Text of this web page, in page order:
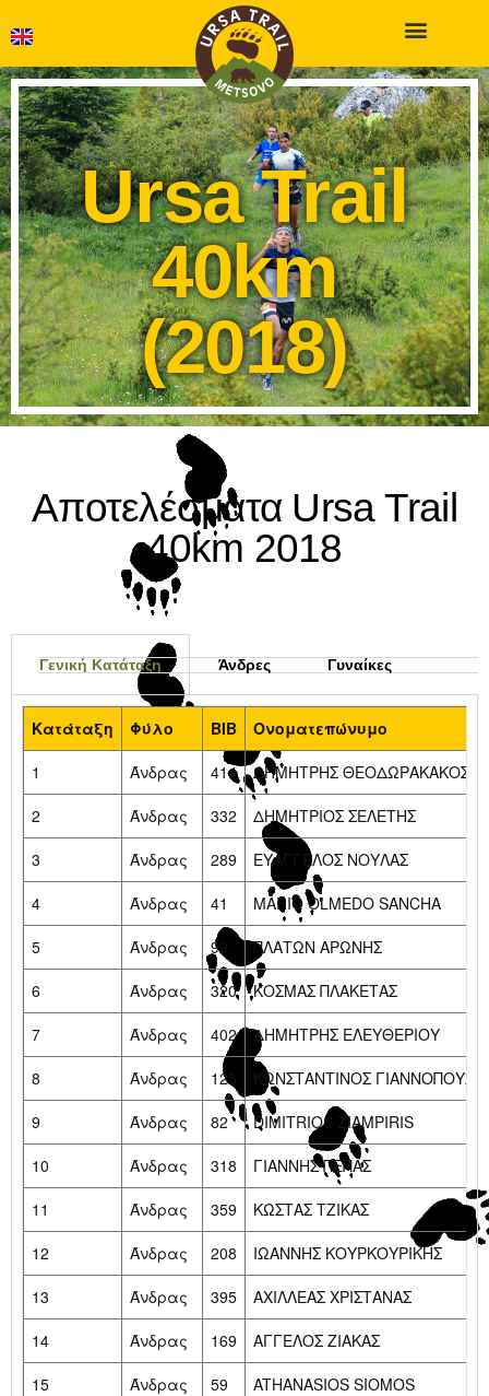
Ursa Trail
40km
(2018)
Αποτελέσματα Ursa Trail
40km 2018
Γενική Κατάταξη Άνδρες Γυναίκες
Κατάταξη Φύλο BIB
Ονοματεπώνυμο
1
Άνδρας 414
ΔΗΜΗΤΡΗΣ ΘΕΟΔΩΡΑΚΑΚΟΣ
2
Άνδρας 332
ΔΗΜΗΤΡΙΟΣ ΣΕΛΕΤΗΣ
3
Άνδρας 289
ΕΥΑΓΓΕΛΟΣ ΝΟΥΛΑΣ
4
Άνδρας 41
MARIO OLMEDO SANCHA
5
Άνδρας 99
ΠΛΑΤΩΝ ΑΡΩΝΗΣ
6
Άνδρας 320
ΚΟΣΜΑΣ ΠΛΑΚΕΤΑΣ
7
Άνδρας 402
ΔΗΜΗΤΡΗΣ ΕΛΕΥΘΕΡΙΟΥ
8
Άνδρας 125
ΚΩΝΣΤΑΝΤΙΝΟΣ
9
Άνδρας 82
DIMITRIOS ZIAMPIRIS
10
Άνδρας 318
ΓΙΑΝΝΗΣ ΠΕΠΑΣ
11
Άνδρας 359
ΚΩΣΤΑΣ ΤΖΙΚΑΣ
12
Άνδρας 208
ΙΩΑΝΝΗΣ ΚΟΥΡΚΟΥΡΙΚΗΣ
13
Άνδρας 395
ΑΧΙΛΛΕΑΣ ΧΡΙΣΤΑΝΑΣ
14
Άνδρας 169
ΑΓΓΕΛΟΣ ΖΙΑΚΑΣ
15
Άνδρας 59
ATHANASIOS SIOMOS